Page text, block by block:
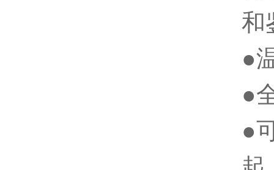
和
●
●
●